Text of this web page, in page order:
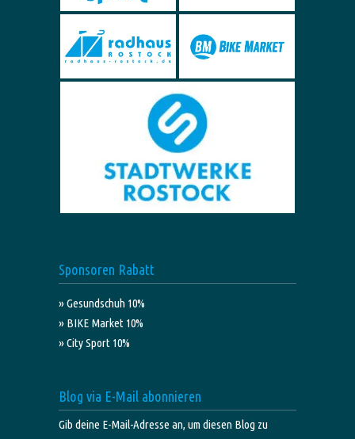
Sponsoren Rabatt
» Gesundschuh 10%
» BIKE Market 10%
» City Sport 10%
Blog via E-Mail abonnieren
Gib deine E-Mail-Adresse an, um diesen Blog zu